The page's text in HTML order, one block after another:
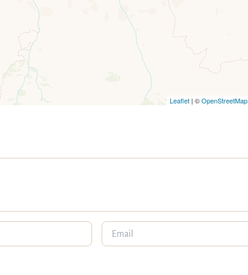
Leaflet | ©OpenStreetMap